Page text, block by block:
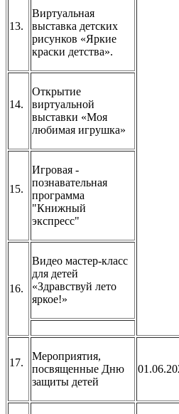
13.
Виртуальная
выставка детских
рисунков «Яркие
краски детства».
14.
Открытие
виртуальной
выставки «Моя
любимая игрушка»
15.
Игровая -
познавательная
программа
"Книжный
экспресс"
16.
Видео мастер-класс
для детей
«Здравствуй лето
яркое!»
17.
Мероприятия,
посвященные Дню
защиты детей